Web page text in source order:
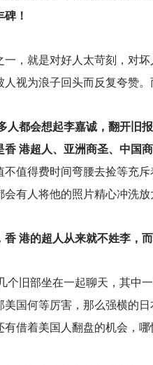
！
一，就是对好人太苛刻，对
人视为浪子回头而反复夸赞
人都会想起李嘉诚，翻开旧
港超人、亚洲商圣、中国
不值得费时间弯腰去捡等充
会有人将他的照片精心冲洗
港的超人从来就不姓李，
个旧部坐在一起聊天，其中
美国何等厉害，那么强横的
有借着美国人翻盘的机会，